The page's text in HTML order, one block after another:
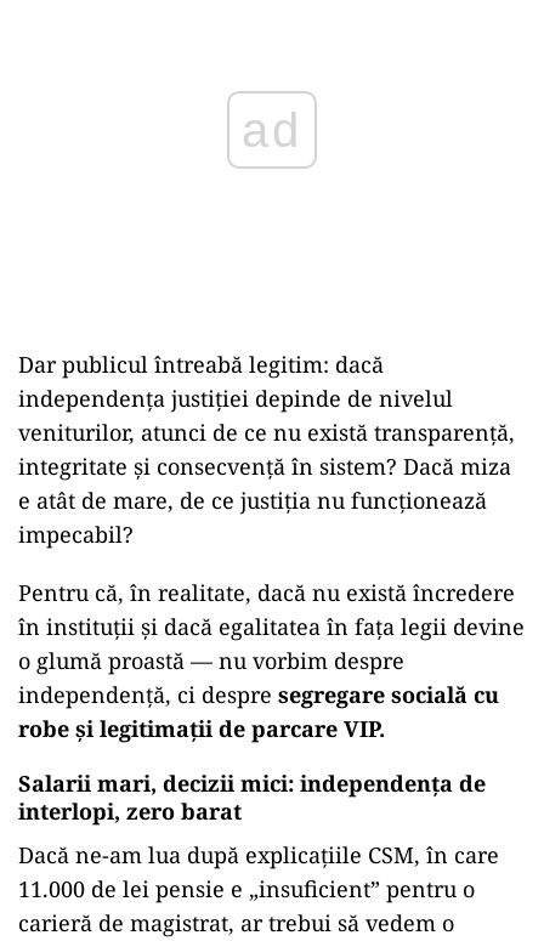
ad
Dar publicul întreabă legitim: dacă
independența justiției depinde de nivelul
veniturilor, atunci de ce nu există transparență,
integritate și consecvență în sistem? Dacă miza
e atât de mare, de ce justiția nu funcționează
impecabil?
Pentru că, în realitate, dacă nu există încredere
în instituții și dacă egalitatea în fața legii devine
o glumă proastă — nu vorbim despre
independență, ci despre segregare socială cu
robe și legitimații de parcare VIP.
Salarii mari, decizii mici: independența de
interlopi, zero barat
Dacă ne-am lua după explicațiile CSM, în care
11.000 de lei pensie e „insuficient” pentru o
carieră de magistrat, ar trebui să vedem o